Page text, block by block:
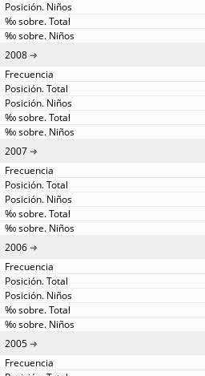
2008
2007
2006
2005